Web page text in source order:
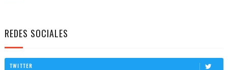
REDES SOCIALES
TWITTER